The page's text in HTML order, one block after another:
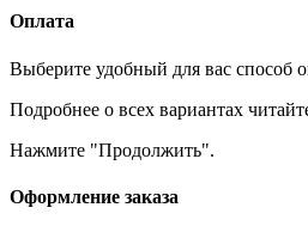
Оплата
Выберите удобный для вас способ
Подробнее о всех вариантах
Нажмите "Продолжить".
Оформление заказа